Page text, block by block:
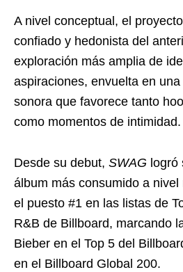
A nivel conceptual, el
confiado y hedonista del
exploración más amplia de
aspiraciones, envuelta en
sonora que favorece tanto
como momentos de intimidad.
Desde su debut, SWAG logró
álbum más consumido a
el puesto #1 en las listas de
R&B de Billboard, marcando
Bieber en el Top 5 del
en el Billboard Global 200.